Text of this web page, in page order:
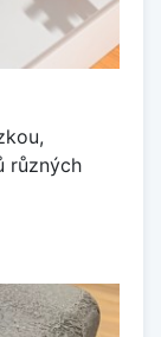
různých